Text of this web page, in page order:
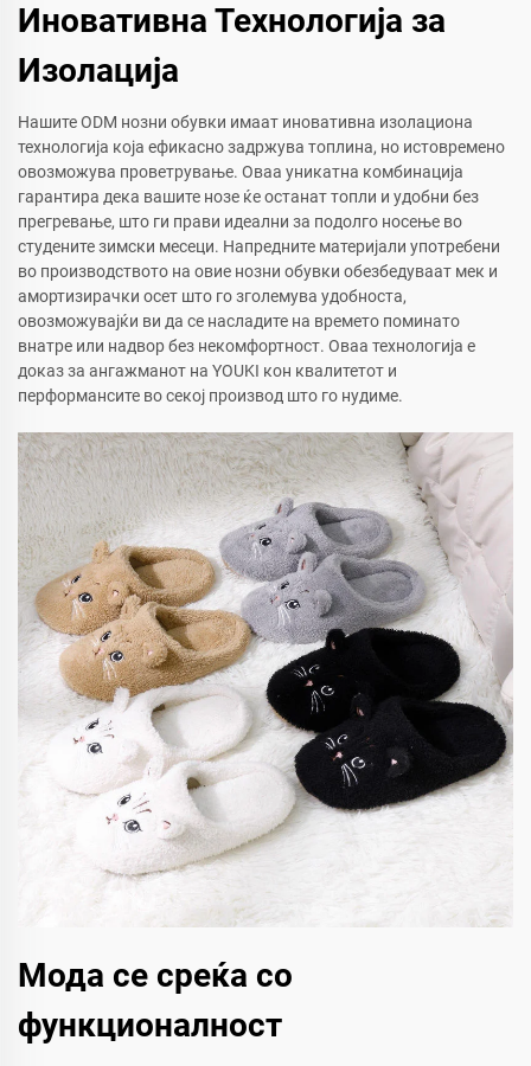
Иновативна Технологија за
Изолација
Нашите ODM нозни обувки имаат иновативна изолациона
технологија која ефикасно задржува топлина, но истовремено
овозможува проветрување. Оваа уникатна комбинација
гарантира дека вашите нозе ќе останат топли и удобни без
прегревање, што ги прави идеални за подолго носење во
студените зимски месеци. Напредните материјали употребени
во производството на овие нозни обувки обезбедуваат мек и
амортизирачки осет што го зголемува удобноста,
овозможувајќи ви да се насладите на времето поминато
внатре или надвор без некомфортност. Оваа технологија е
доказ за ангажманот на YOUKI кон квалитетот и
перформансите во секој производ што го нудиме.
Мода се среќа со
функционалност